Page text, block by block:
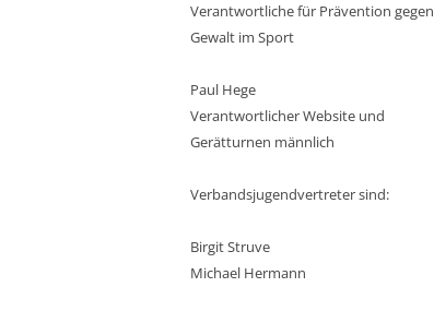
Verantwortliche für Prävention gegen
Gewalt im Sport
Paul Hege
Verantwortlicher Website und
Gerätturnen männlich
Verbandsjugendvertreter sind:
Birgit Struve
Michael Hermann